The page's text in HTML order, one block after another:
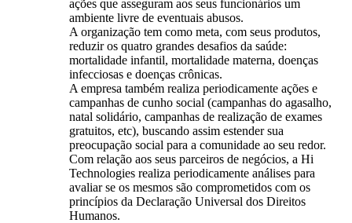
ações que asseguram aos seus funcionários um
ambiente livre de eventuais abusos.
A organização tem como meta, com seus produtos,
reduzir os quatro grandes desafios da saúde:
mortalidade infantil, mortalidade materna, doenças
infecciosas e doenças crônicas.
A empresa também realiza periodicamente ações e
campanhas de cunho social (campanhas do agasalho,
natal solidário, campanhas de realização de exames
gratuitos, etc), buscando assim estender sua
preocupação social para a comunidade ao seu redor.
Com relação aos seus parceiros de negócios, a Hi
Technologies realiza periodicamente análises para
avaliar se os mesmos são comprometidos com os
princípios da Declaração Universal dos Direitos
Humanos.